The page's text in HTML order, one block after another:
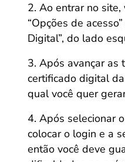
Ao entrar no site,
“Opções de
Digital”, do lado
Após avançar as
certificado digital
qual você quer
Após selecionar
colocar o login e a
então você deve